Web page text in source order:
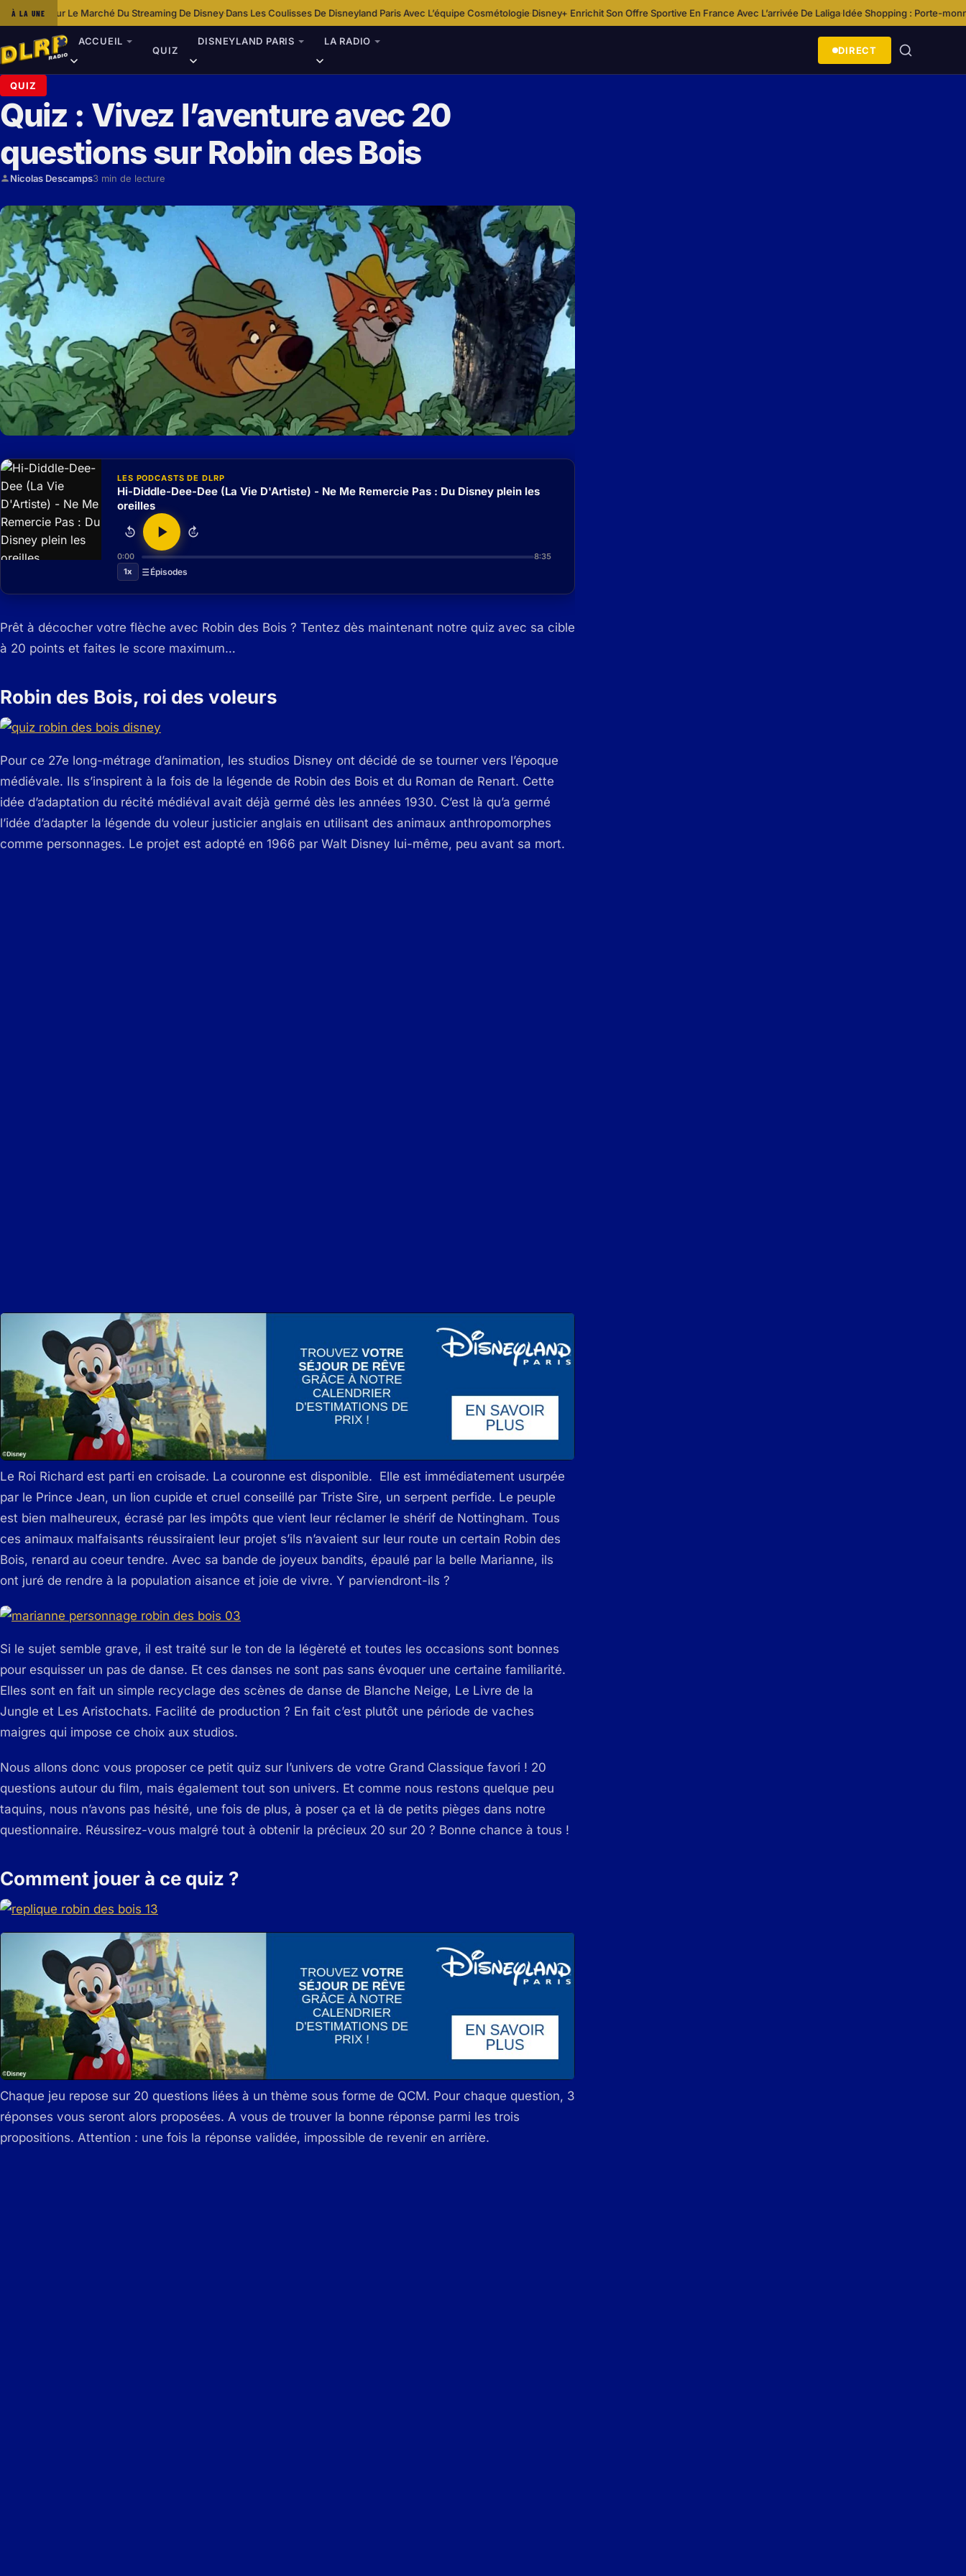
À LA UNEDu Streaming De Disney·Dans Les Coulisses De Disneyland Paris Avec L’équipe Cosmétologie·Disney+ Enrichit Son Offre Sportive En France Avec L’arrivée De Laliga· Idée Shopping : Porte-monnaie Funko
ACCUEIL
QUIZ
DISNEYLAND PARIS LA RADIO
DIRECT
QUIZ
Quiz : Vivez l’aventure avec 20
questions sur Robin des Bois
Nicolas Descamps3 min de lecture
LES PODCASTS DE DLRP
Hi-Diddle-Dee-Dee (La Vie D'Artiste) - Ne Me Remercie Pas : Du Disney plein les
oreilles
15 15
0:00
8:35
1x
Épisodes
Prêt à décocher votre flèche avec Robin des Bois ? Tentez dès maintenant notre quiz avec sa cible
à 20 points et faites le score maximum…
Robin des Bois, roi des voleurs
Pour ce 27e long-métrage d’animation, les studios Disney ont décidé de se tourner vers l’époque
médiévale. Ils s’inspirent à la fois de la légende de Robin des Bois et du Roman de Renart. Cette
idée d’adaptation du récité médiéval avait déjà germé dès les années 1930. C’est là qu’a germé
l’idée d’adapter la légende du voleur justicier anglais en utilisant des animaux anthropomorphes
comme personnages. Le projet est adopté en 1966 par Walt Disney lui-même, peu avant sa mort.
Le Roi Richard est parti en croisade. La couronne est disponible. Elle est immédiatement usurpée
par le Prince Jean, un lion cupide et cruel conseillé par Triste Sire, un serpent perfide. Le peuple
est bien malheureux, écrasé par les impôts que vient leur réclamer le shérif de Nottingham. Tous
ces animaux malfaisants réussiraient leur projet s’ils n’avaient sur leur route un certain Robin des
Bois, renard au coeur tendre. Avec sa bande de joyeux bandits, épaulé par la belle Marianne, ils
ont juré de rendre à la population aisance et joie de vivre. Y parviendront-ils ?
Si le sujet semble grave, il est traité sur le ton de la légèreté et toutes les occasions sont bonnes
pour esquisser un pas de danse. Et ces danses ne sont pas sans évoquer une certaine familiarité.
Elles sont en fait un simple recyclage des scènes de danse de Blanche Neige, Le Livre de la
Jungle et Les Aristochats. Facilité de production ? En fait c’est plutôt une période de vaches
maigres qui impose ce choix aux studios.
Nous allons donc vous proposer ce petit quiz sur l’univers de votre Grand Classique favori ! 20
questions autour du film, mais également tout son univers. Et comme nous restons quelque peu
taquins, nous n’avons pas hésité, une fois de plus, à poser ça et là de petits pièges dans notre
questionnaire. Réussirez-vous malgré tout à obtenir la précieux 20 sur 20 ? Bonne chance à tous !
Comment jouer à ce quiz ?
Chaque jeu repose sur 20 questions liées à un thème sous forme de QCM. Pour chaque question, 3
réponses vous seront alors proposées. A vous de trouver la bonne réponse parmi les trois
propositions. Attention : une fois la réponse validée, impossible de revenir en arrière.